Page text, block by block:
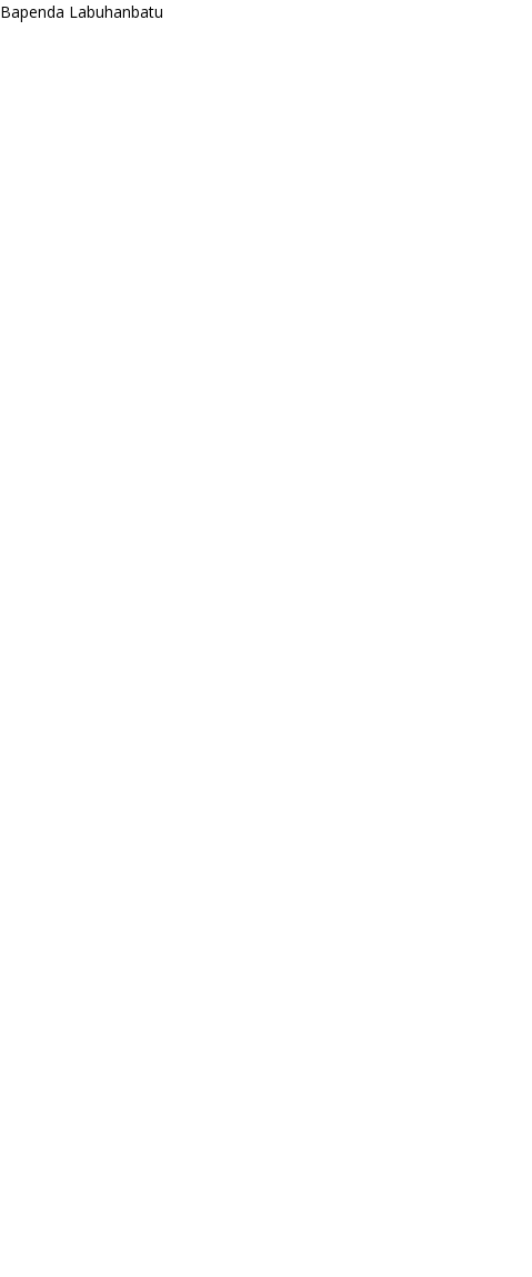
Bapenda Labuhanbatu